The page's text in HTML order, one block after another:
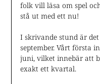
folk vill läsa om spel
stå ut med ett nu!
I skrivande stund är
september. Vårt första
juni, vilket innebär att
exakt ett kvartal.